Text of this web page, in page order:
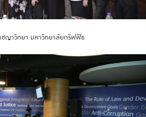
ญาวิทยา มหาวิทยาลัยกริฟฟิธ